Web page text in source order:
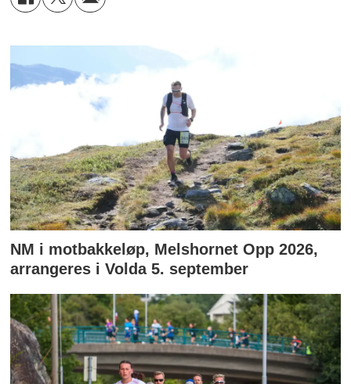
NM i motbakkeløp, Melshornet Opp 2026,
arrangeres i Volda 5. september